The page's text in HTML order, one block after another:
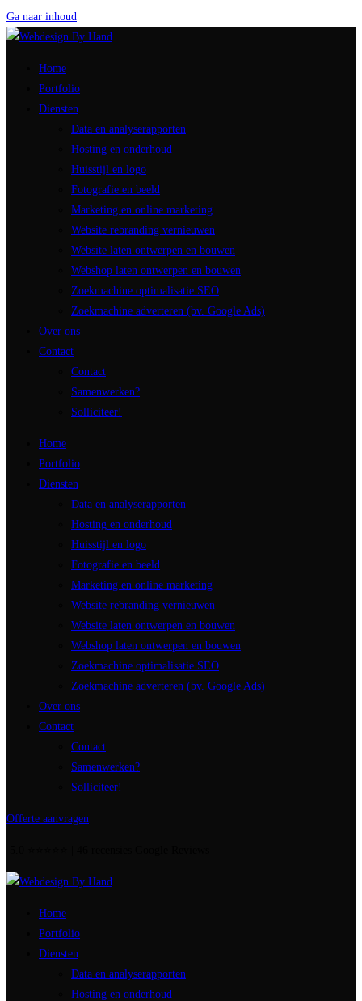
Ga naar inhoud
Home
Portfolio
Diensten
Data en analyserapporten
Hosting en onderhoud
Huisstijl en logo
Fotografie en beeld
Marketing en online marketing
Website rebranding vernieuwen
Website laten ontwerpen en bouwen
Webshop laten ontwerpen en bouwen
Zoekmachine optimalisatie SEO
Zoekmachine adverteren (bv. Google Ads)
Over ons
Contact
Contact
Samenwerken?
Solliciteer!
Home
Portfolio
Diensten
Data en analyserapporten
Hosting en onderhoud
Huisstijl en logo
Fotografie en beeld
Marketing en online marketing
Website rebranding vernieuwen
Website laten ontwerpen en bouwen
Webshop laten ontwerpen en bouwen
Zoekmachine optimalisatie SEO
Zoekmachine adverteren (bv. Google Ads)
Over ons
Contact
Contact
Samenwerken?
Solliciteer!
Offerte aanvragen
Home
Portfolio
Diensten
Data en analyserapporten
Hosting en onderhoud